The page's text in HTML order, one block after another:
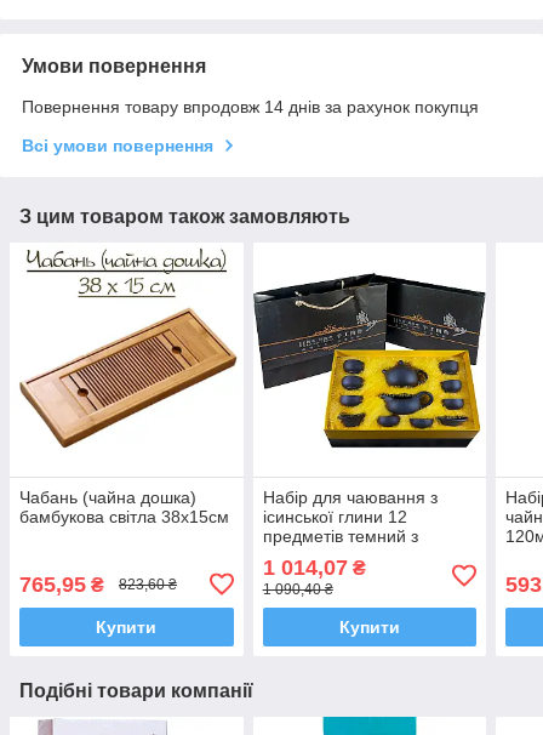
Умови повернення
Повернення товару впродовж 14 днів за рахунок покупця
Всі умови повернення
З цим товаром також замовляють
Чабань (чайна дошка)
бамбукова світла 38х15см
765,95 ₴ 823,60 ₴
Купити
Набір для чаювання з
ісинської глини 12
предметів темний з
1 014,07₴
1 090,40 ₴
Купити
Подібні товари компанії